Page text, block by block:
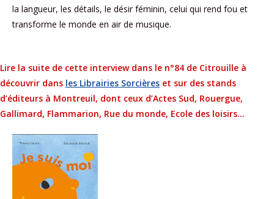
la langueur, les détails, le désir féminin, celui qui rend fou et
transforme le monde en air de musique.
Lire la suite de cette interview dans le n°84 de Citrouille à
découvrir dans les Librairies Sorcières et sur des stands
d’éditeurs à Montreuil, dont ceux d’Actes Sud, Rouergue,
Gallimard, Flammarion, Rue du monde, Ecole des loisirs…